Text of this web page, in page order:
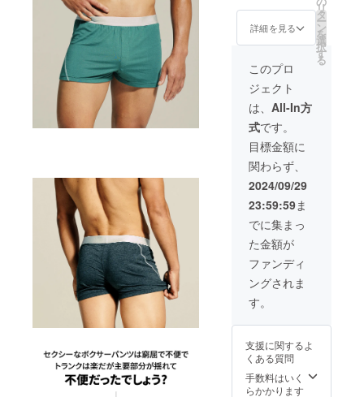
る可能
性もご
す。ご
了承く
ださ
い。 ※
送料無
料（国
内配送
のみ）/
郵便局
ゆうパ
ケット
(郵便ポ
スト ご
確認お
願いし
ます)
皆様の
により
量産効
上した
場合、
正規販
売価格
予定価
格より
下がる
可能性
もござ
いま
す。 ※
デザイ
ン・仕
様は変
更にな
る可能
性もご
了承く
ださ
い。 ※
送料無
料（国
内配送
XXL
40cm
太もも -
26.5cm
28cm /
XL
/ XXL
31cm
全長 - M
26.5cm
/ L
XL
29.5cm
31cm ※
皆様の
により
上した
場合、
正規販
売価格
が販売
予定価
リーン
forest
アブラ
cocoa
brown ■
サイズ
(インチ)
: Ｍ 28-
30, Ｌ
31-33,
XＬ 34-
37-39
腰 - M
34cm /
L 36cm
/ XL
38cm /
XXL
M
26.5cm
/ L
28cm /
XL
29.5cm
■一般販
売予定
価格
円 (送料
別途) ■
カ
ラー：5
色から
択選3枚
1. ブ
ラック
black 2.
ネイ
ビー
navy 3.
グレー
grey 4.
フォレ
ストグ
リーン
forest
アブラ
cocoa
brown ■
サイズ
(インチ)
詳細を見る
リ
タ
ー
ン
を
選
択
す
る
このプロ
ジェクト
は、 All-In方
式です。
目標金額に
関わらず、
2024/09/29
23:59:59ま
でに集まっ
た金額が
ファンディ
ングされま
す。
支援に関するよ
くある質問
手数料はいく
らかかります